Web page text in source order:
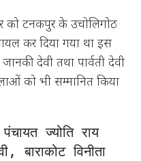
को टनकपुर के उचोलिगोठ
कर दिया गया था इस
देवी तथा पार्वती देवी
को भी सम्मानित किया
ज्योति राय
बाराकोट विनीता